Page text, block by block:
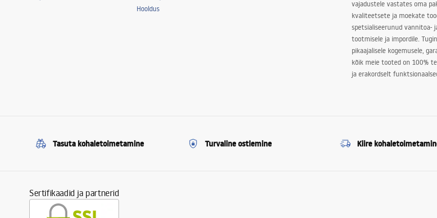
Hooldus
vajadustele vastates oma
kvaliteetsete ja moekate
spetsialiseerunud vannitoa-
tootmisele ja impordile.
pikaajalisele kogemusele,
kõik meie tooted on 100%
ja erakordselt
Tasuta kohaletoimetamine Turvaline ostlemine Kiire
Sertifikaadid ja partnerid